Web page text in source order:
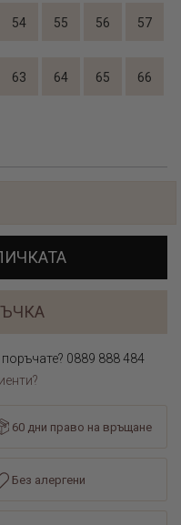
54 55 56 57
63 64 65 66
0889 888 484
60 дни право на връщане
Без алергени